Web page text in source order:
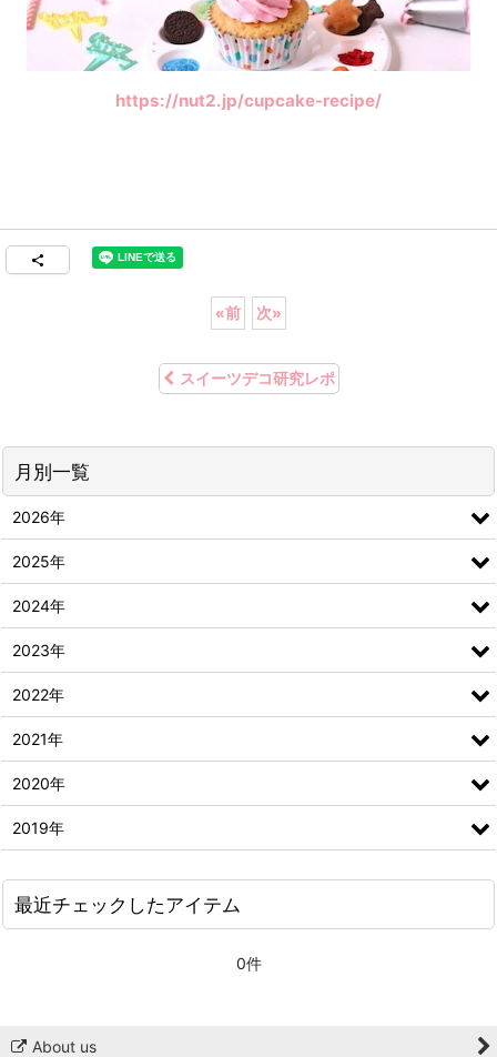
https://nut2.jp/cupcake-recipe/
«前 次»
スイーツデコ研究レポ
月別一覧
2026年
2025年
2024年
2023年
2022年
2021年
2020年
2019年
最近チェックしたアイテム
0件
About us